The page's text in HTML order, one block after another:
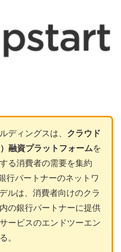
ディングスは、 クラウド
融資プラットフォームを
る消費者の需要を集約
行パートナーのネットワ
ルは、消費者向けのクラ
の銀行パートナーに提供
ービスのエンドツーエン
。